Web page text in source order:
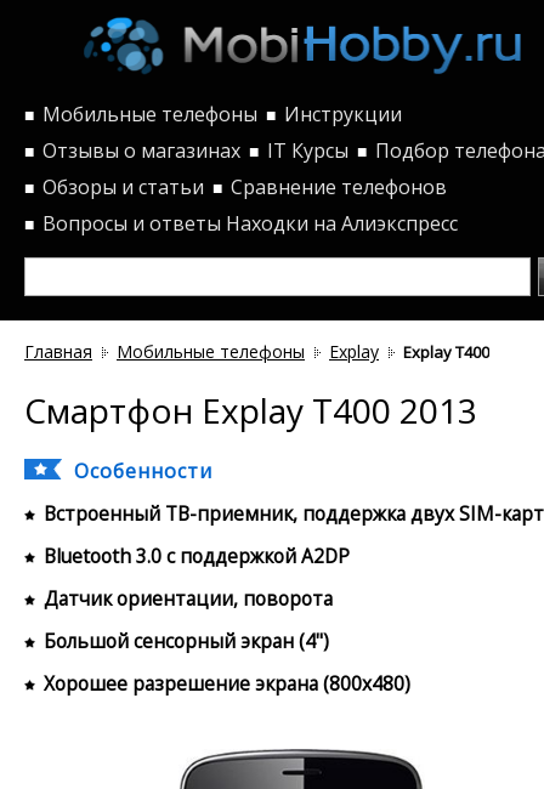
■ Мобильные телефоны ■ Инструкции
■ Отзывы о магазинах ■ IT Курсы ■ Подбор
■ Обзоры и статьи ■ Сравнение телефонов
■ Вопросы и ответы Находки на Алиэкспресс
Главная Мобильные телефоны Explay Explay T400
Смартфон Explay T400 2013
Особенности
Встроенный ТВ-приемник, поддержка двух SIM-карт
Bluetooth 3.0 с поддержкой A2DP
Датчик ориентации, поворота
Большой сенсорный экран (4")
Хорошее разрешение экрана (800x480)